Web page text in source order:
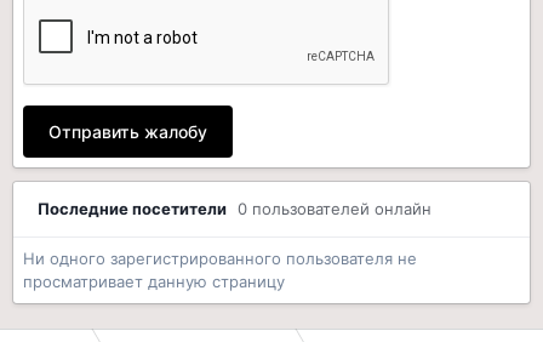
Отправить жалобу
Последние посетители 0 пользователей онлайн
Ни одного зарегистрированного пользователя не
просматривает данную страницу